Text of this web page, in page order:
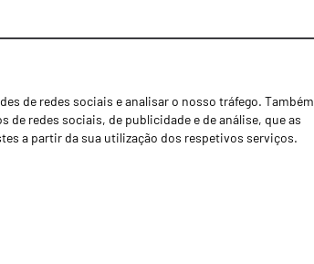
de redes sociais e analisar o nosso tráfego. Também
redes sociais, de publicidade e de análise, que as
a partir da sua utilização dos respetivos serviços.
Notícias
Concessionários